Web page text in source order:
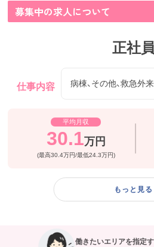
また、リハビリテーション施設を併設
貫した医療・リハビリテーションを提
の高い医療の提供に努めていらっしゃ
募集中の求人について
正社員
仕事内容 病棟、その他、救急外来
平均月収
30.1万円
(最高30.4万円/最低24.3万円)
もっと見る
循環器内科など
正社
働きたいエリアを指定す